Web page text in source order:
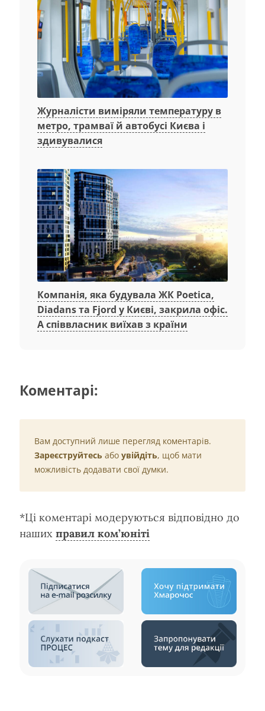
Журналісти виміряли температуру в
метро, трамваї й автобусі Києва і
здивувалися
Компанія, яка будувала ЖК Poetica,
Diadans та Fjord у Києві, закрила офіс.
А співвласник виїхав з країни
Коментарі:
Вам доступний лише перегляд коментарів.
Зареєструйтесь або увійдіть, щоб мати
можливість додавати свої думки.
*Ці коментарі модеруються відповідно до
наших правил ком’юніті